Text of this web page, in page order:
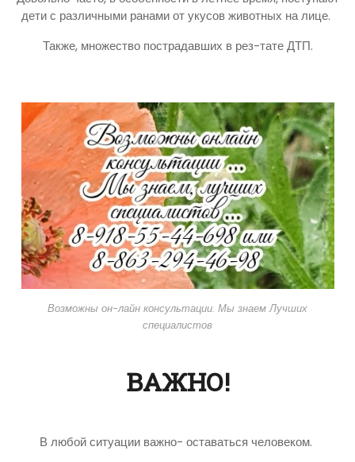
дети с различными ранами от укусов животных на лице.
Также, множество пострадавших в рез-тате ДТП.
Возможны он-лайн консультации. Мы знаем Лучших
специалистов
ВАЖНО!
В любой ситуации важно- оставаться человеком.